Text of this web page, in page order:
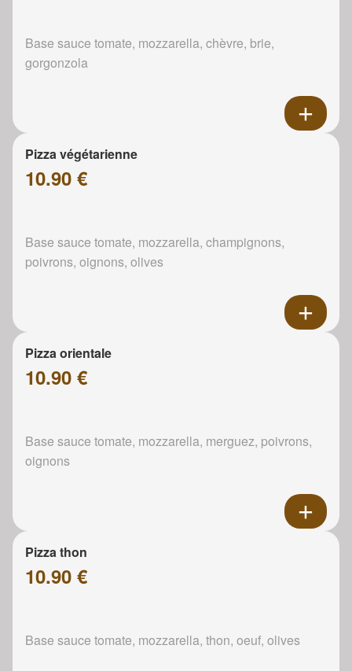
Base sauce tomate, mozzarella, chèvre, brie,
gorgonzola
Pizza végétarienne
10.90 €
Base sauce tomate, mozzarella, champignons,
poivrons, oignons, olives
Pizza orientale
10.90 €
Base sauce tomate, mozzarella, merguez, poivrons,
oignons
Pizza thon
10.90 €
Base sauce tomate, mozzarella, thon, oeuf, olives